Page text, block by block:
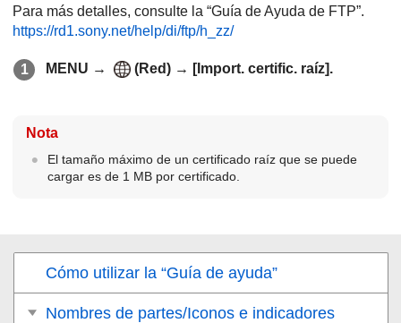
Para más detalles, consulte la “Guía de Ayuda de FTP”.
https://rd1.sony.net/help/di/ftp/h_zz/
MENU → (Red) → [Import. certific. raíz].
Nota
El tamaño máximo de un certificado raíz que se puede
cargar es de 1 MB por certificado.
Cómo utilizar la “Guía de ayuda”
Nombres de partes/Iconos e indicadores